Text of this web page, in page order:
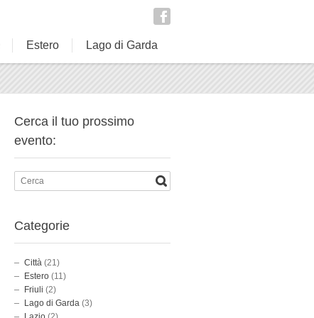
Estero Lago di Garda
Cerca il tuo prossimo
evento:
Categorie
Città (21)
Estero (11)
Friuli (2)
Lago di Garda (3)